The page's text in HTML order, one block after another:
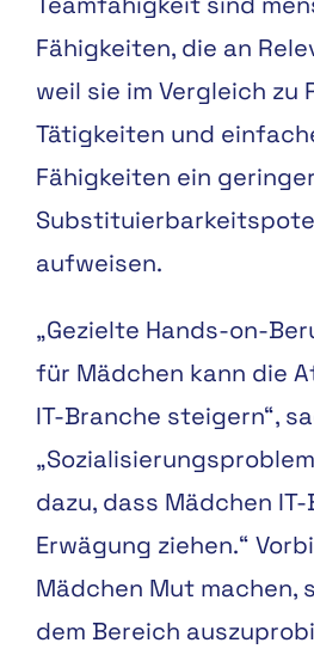
Fähigkeiten, die an
weil sie im Vergleich zu
Tätigkeiten und
Fähigkeiten ein
aufweisen.
„Gezielte Hands-on-
für Mädchen kann die
IT-Branche steigern“,
dazu, dass Mädchen
Erwägung ziehen.“
Mädchen Mut machen,
dem Bereich